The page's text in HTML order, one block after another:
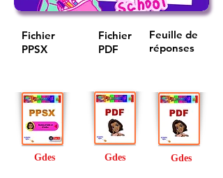
Fichier
PPSX
Fichier
PDF
Feuille de
réponses
Gdes Gdes Gdes